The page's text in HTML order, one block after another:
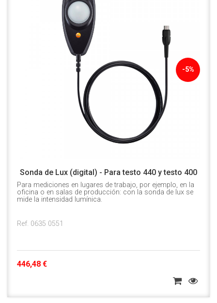
-5%
Sonda de Lux (digital) - Para testo 440 y testo 400
Para mediciones en lugares de trabajo, por ejemplo, en la
oficina o en salas de producción: con la sonda de lux se
mide la intensidad lumínica.
Ref. 0635 0551
446,48 €